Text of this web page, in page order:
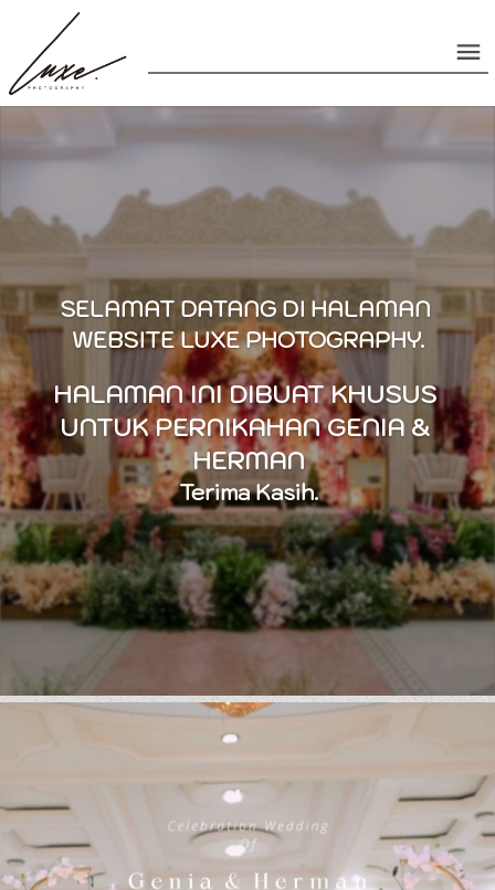
SELAMAT DATANG DI HALAMAN
WEBSITE LUXE PHOTOGRAPHY.
HALAMAN INI DIBUAT KHUSUS
UNTUK PERNIKAHAN GENIA &
HERMAN
Terima Kasih.